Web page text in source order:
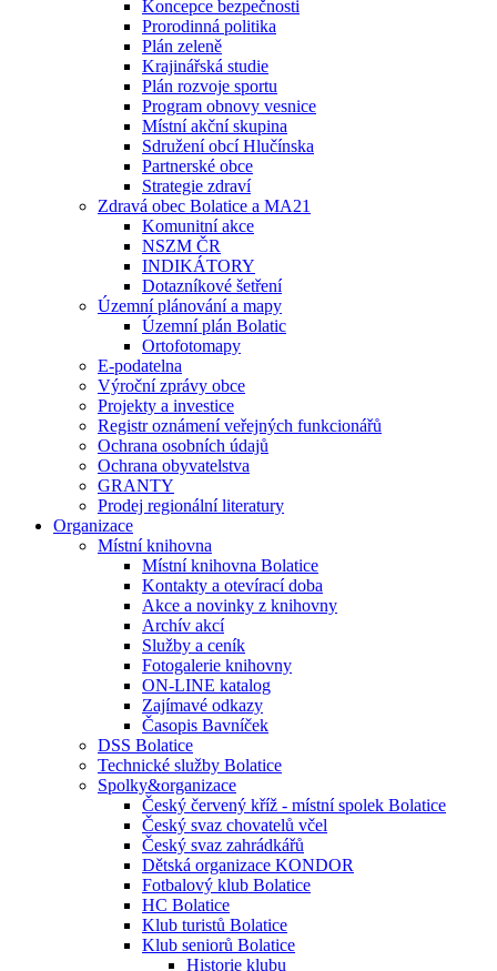
Koncepce bezpečnosti
Prorodinná politika
Plán zeleně
Krajinářská studie
Plán rozvoje sportu
Program obnovy vesnice
Místní akční skupina
Sdružení obcí Hlučínska
Partnerské obce
Strategie zdraví
Zdravá obec Bolatice a MA21
Komunitní akce
NSZM ČR
INDIKÁTORY
Dotazníkové šetření
Územní plánování a mapy
Územní plán Bolatic
Ortofotomapy
E-podatelna
Výroční zprávy obce
Projekty a investice
Registr oznámení veřejných funkcionářů
Ochrana osobních údajů
Ochrana obyvatelstva
GRANTY
Prodej regionální literatury
Organizace
Místní knihovna
Místní knihovna Bolatice
Kontakty a otevírací doba
Akce a novinky z knihovny
Archív akcí
Služby a ceník
Fotogalerie knihovny
ON-LINE katalog
Zajímavé odkazy
Časopis Bavníček
DSS Bolatice
Technické služby Bolatice
Spolky&organizace
Český červený kříž - místní spolek Bolatice
Český svaz chovatelů včel
Český svaz zahrádkářů
Dětská organizace KONDOR
Fotbalový klub Bolatice
HC Bolatice
Klub turistů Bolatice
Klub seniorů Bolatice
Historie klubu